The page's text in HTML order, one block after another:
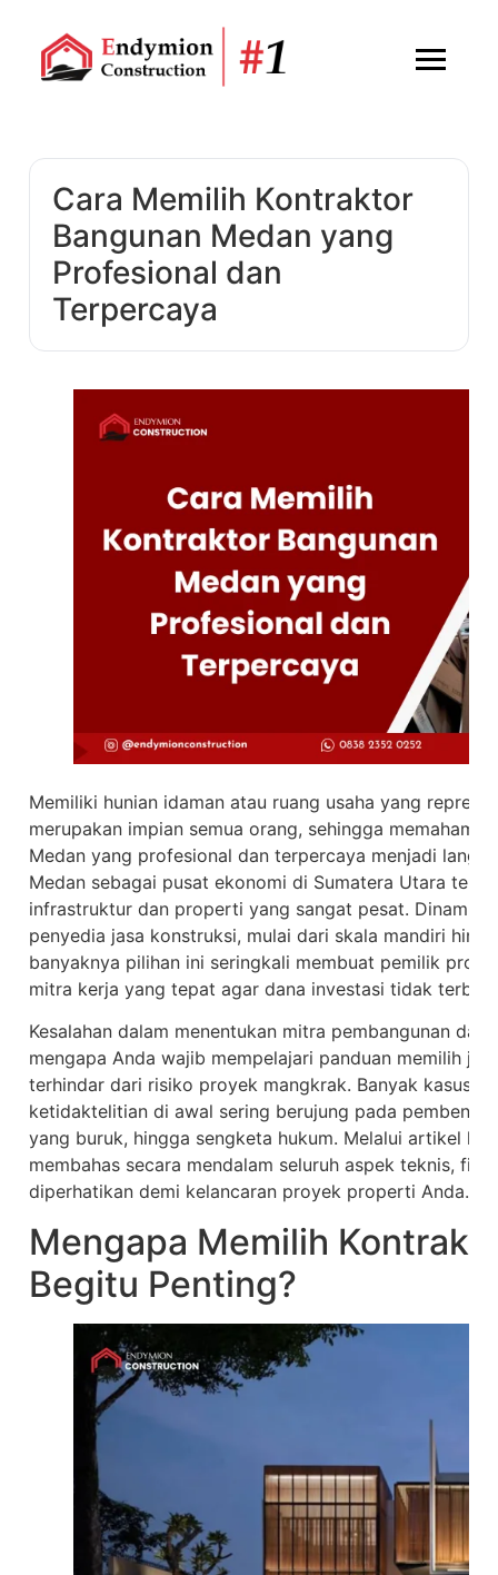
Cara Memilih Kontraktor
Bangunan Medan yang
Profesional dan
Terpercaya
Memiliki hunian idaman atau ruang usaha yang
merupakan impian semua orang, sehingga memahami
Medan yang profesional dan terpercaya menjadi
Medan sebagai pusat ekonomi di Sumatera Utara
infrastruktur dan properti yang sangat pesat.
penyedia jasa konstruksi, mulai dari skala mandiri
banyaknya pilihan ini seringkali membuat pemilik
mitra kerja yang tepat agar dana investasi tidak
Kesalahan dalam menentukan mitra pembangunan
mengapa Anda wajib mempelajari panduan memilih
terhindar dari risiko proyek mangkrak. Banyak kasus
ketidaktelitian di awal sering berujung pada
yang buruk, hingga sengketa hukum. Melalui artikel
membahas secara mendalam seluruh aspek teknis,
diperhatikan demi kelancaran proyek properti Anda.
Mengapa Memilih
Begitu Penting?